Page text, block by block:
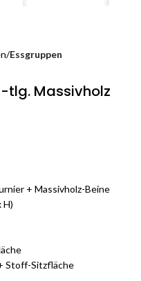
Essgruppen
tlg. Massivholz
+ Massivholz-Beine
H)
Stoff-Sitzfläche